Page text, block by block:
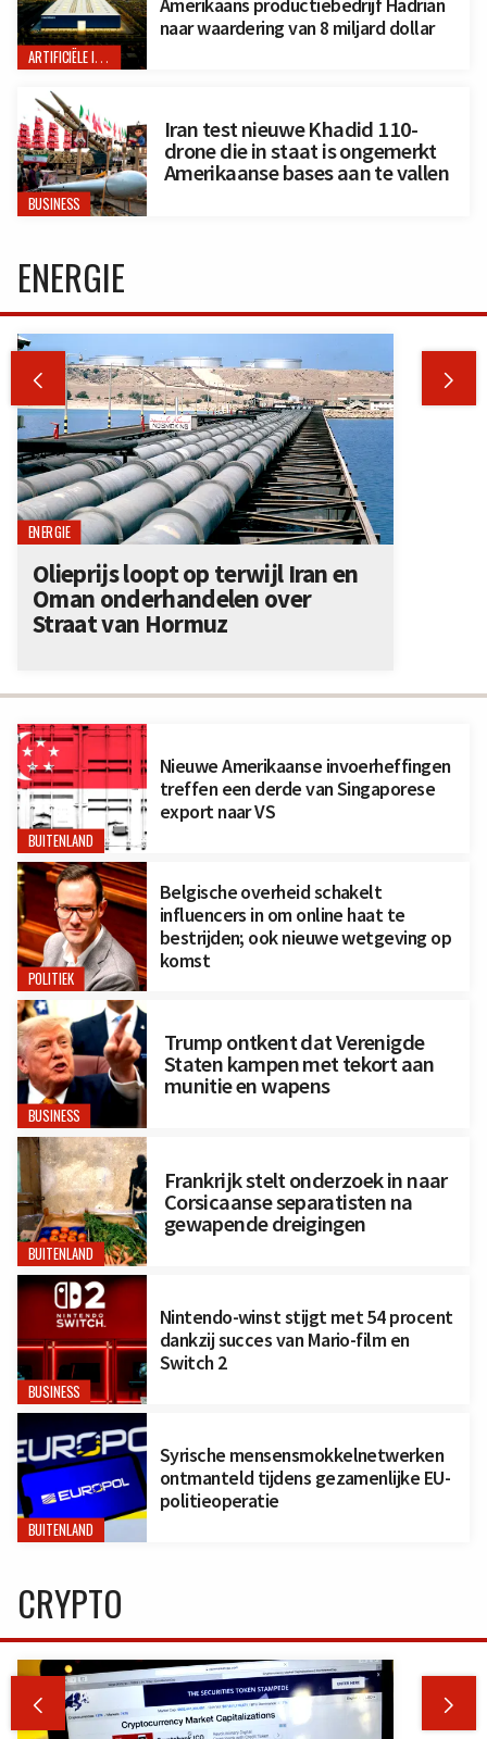
ARTIFICIËLE INTELLIGENTIE
naar waardering van 8 miljard dollar
BUSINESS
Iran test nieuwe Khadid 110-
drone die in staat is ongemerkt
Amerikaanse bases aan te vallen
BUITENLAND
Nieuwe Amerikaanse invoerheffingen
treffen een derde van Singaporese
export naar VS
POLITIEK
Belgische overheid schakelt
influencers in om online haat te
bestrijden; ook nieuwe wetgeving op
komst
BUSINESS
Trump ontkent dat Verenigde
Staten kampen met tekort aan
munitie en wapens
BUITENLAND
Frankrijk stelt onderzoek in naar
Corsicaanse separatisten na
gewapende dreigingen
BUSINESS
Nintendo-winst stijgt met 54 procent
dankzij succes van Mario-film en
Switch 2
BUITENLAND
Syrische mensensmokkelnetwerken
ontmanteld tijdens gezamenlijke EU-
politieoperatie
ENERGIE
 
ENERGIE
Olieprijs loopt op terwijl Iran en
Oman onderhandelen over
Straat van Hormuz
CRYPTO
 